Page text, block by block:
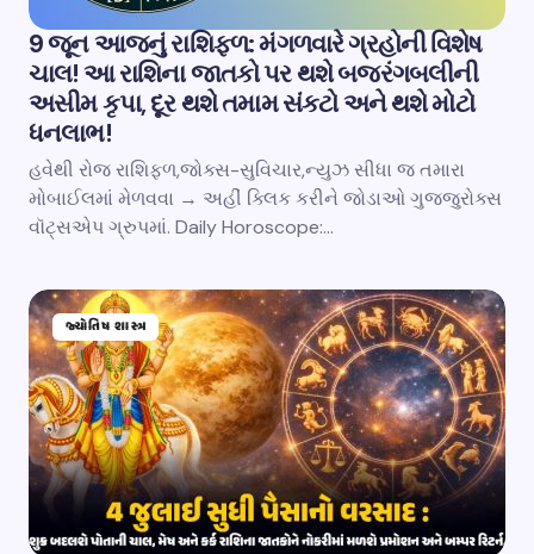
9 જૂન આજનું રાશિફળ: મંગળવારે ગ્રહોની વિશેષ
ચાલ! આ રાશિના જાતકો પર થશે બજરંગબલીની
અસીમ કૃપા, દૂર થશે તમામ સંકટો અને થશે મોટો
ધનલાભ!
હવેથી રોજ રાશિફળ,જોક્સ-સુવિચાર,ન્યુઝ સીધા જ તમારા
મોબાઈલમાં મેળવવા → અહીં ક્લિક કરીને જોડાઓ ગુજ્જુરોક્સ
વૉટ્સએપ ગ્રુપમાં. Daily Horoscope:…
જ્યોતિષ શાસ્ત્ર